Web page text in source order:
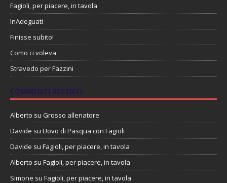
Fagioli, per piacere, in tavola
InAdeguati
Finisse subito!
Como ci voleva
Stravedo per Fazzini
COMMENTI RECENTI
Alberto su Grosso allenatore
Davide su Uovo di Pasqua con Fagioli
Davide su Fagioli, per piacere, in tavola
Alberto su Fagioli, per piacere, in tavola
Simone su Fagioli, per piacere, in tavola